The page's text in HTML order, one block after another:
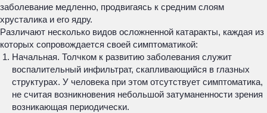
заболевание медленно, продвигаясь к средним слоям
хрусталика и его ядру.
Различают несколько видов осложненной катаракты, каждая из
которых сопровождается своей симптоматикой:
Начальная. Толчком к развитию заболевания служит
воспалительный инфильтрат, скапливающийся в глазных
структурах. У человека при этом отсутствует симптоматика,
не считая возникновения небольшой затуманенности зрения
возникающая периодически.